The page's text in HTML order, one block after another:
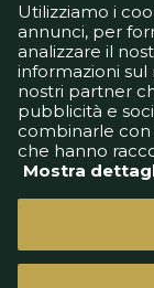
Utilizziamo i
annunci, per
analizzare il
informazioni sul
nostri partner
pubblicità e
combinarle
che hanno
Mostra